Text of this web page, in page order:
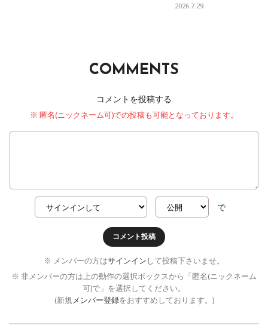
2026.7.29
COMMENTS
コメントを投稿する
※ 匿名(ニックネーム可)での投稿も可能となっております。
で
コメント投稿
※ メンバーの方はサインイン して投稿下さいませ。
※ 非メンバーの方は上の動作の選択ボックスから「匿名(ニックネーム
可)で」を選択してください。
(新規メンバー登録をおすすめしております。)